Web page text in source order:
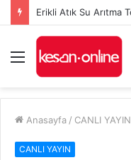
Menü
Anasayfa / CANLI YAYIN
CANLI YAYIN